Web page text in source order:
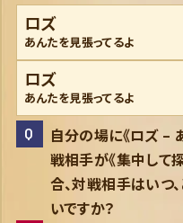
ロズ
あんたを見張ってるよ
ロズ
あんたを見張ってるよ
自分の場に《ロズ –
戦相手が《集中して
合、対戦相手はいつ
いですか？